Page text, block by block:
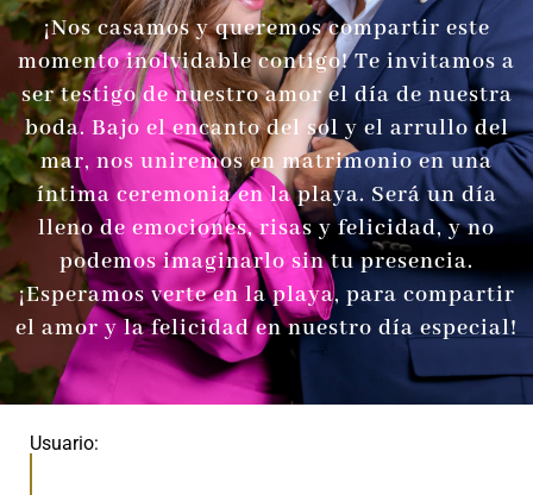
¡Nos casamos y queremos compartir este
momento inolvidable contigo! Te invitamos a
ser testigo de nuestro amor el día de nuestra
boda. Bajo el encanto del sol y el arrullo del
mar, nos uniremos en matrimonio en una
íntima ceremonia en la playa. Será un día
lleno de emociones, risas y felicidad, y no
podemos imaginarlo sin tu presencia.
¡Esperamos verte en la playa, para compartir
el amor y la felicidad en nuestro día especial!
Usuario: